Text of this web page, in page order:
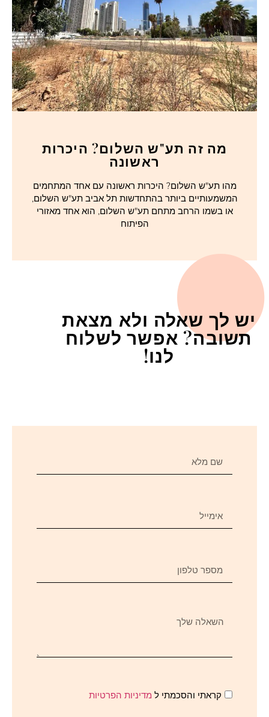
מה זה תע"ש השלום? היכרות
ראשונה
מהו תע"ש השלום? היכרות ראשונה עם אחד המתחמים
המשמעותיים ביותר בהתחדשות תל אביב תע"ש השלום,
או בשמו הרחב מתחם תע"ש השלום, הוא אחד מאזורי
הפיתוח
יש לך שאלה ולא מצאת
תשובה? אפשר לשלוח
לנו!
קראתי והסכמתי ל מדיניות הפרטיות